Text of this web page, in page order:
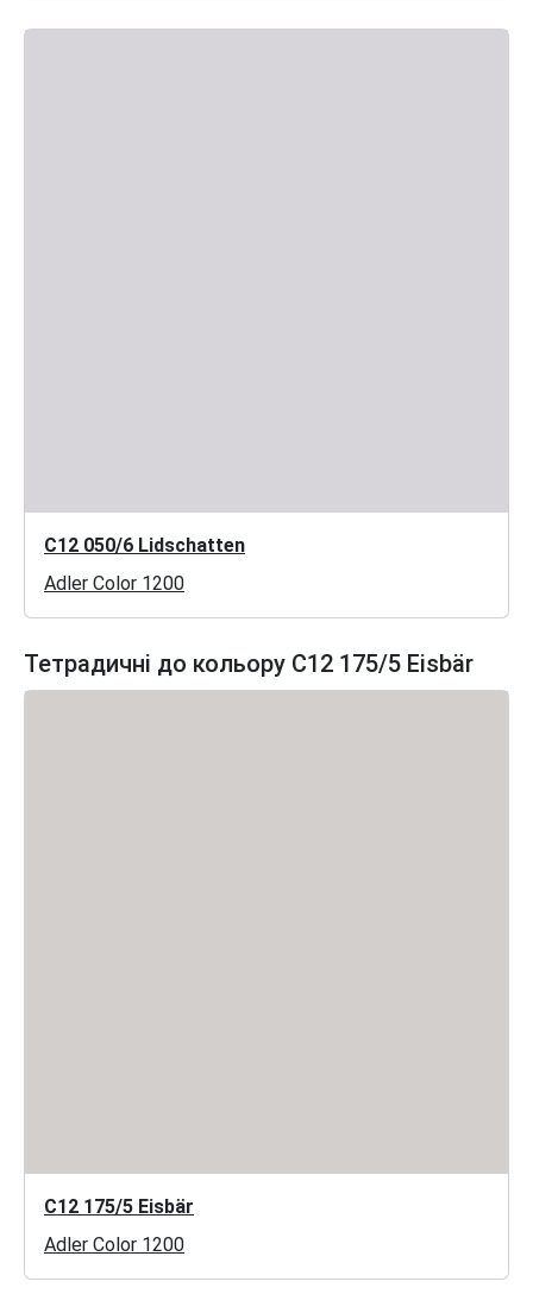
C12 050/6 Lidschatten
Adler Color 1200
Тетрадичні до кольору C12 175/5 Eisbär
C12 175/5 Eisbär
Adler Color 1200